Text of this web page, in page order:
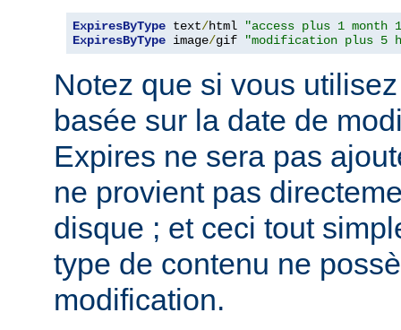
ExpiresByType text/html
"access plus 1 month
ExpiresByType image/gif "modification plus 5
Notez que si vous
basée sur la date de
Expires ne sera pas
ne provient pas
disque ; et ceci tout
type de contenu ne
modification.